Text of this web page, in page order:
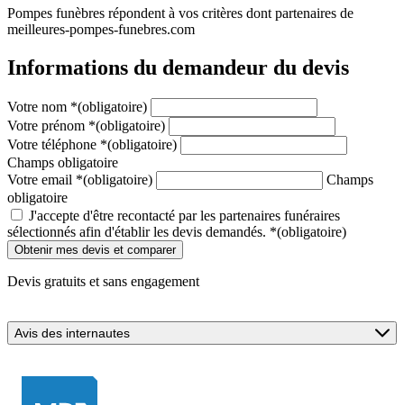
Pompes funèbres répondent à vos critères dont partenaires de
meilleures-pompes-funebres.com
Informations du demandeur du devis
Votre nom *(obligatoire)
Votre prénom *(obligatoire)
Votre téléphone *(obligatoire)
Champs obligatoire
Votre email *(obligatoire)
Champs
obligatoire
J'accepte d'être recontacté par les partenaires funéraires
sélectionnés afin d'établir les devis demandés. *(obligatoire)
Devis gratuits et sans engagement
Avis des internautes